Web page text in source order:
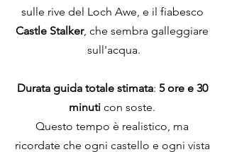
sulle rive del Loch Awe, e il fiabesco
Castle Stalker, che sembra galleggiare
sull'acqua.
Durata guida totale stimata: 5 ore e 30
minuti con soste.
Questo tempo è realistico, ma
ricordate che ogni castello e ogni vista